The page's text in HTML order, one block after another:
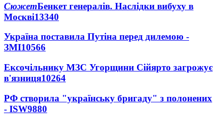
СюжетБенкет генералів. Наслідки вибуху в
Москві13340
Україна поставила Путіна перед дилемою -
ЗМІ10566
Ексочільнику МЗС Угорщини Сійярто загрожує
в'язниця10264
РФ створила "українську бригаду" з полонених
- ISW9880